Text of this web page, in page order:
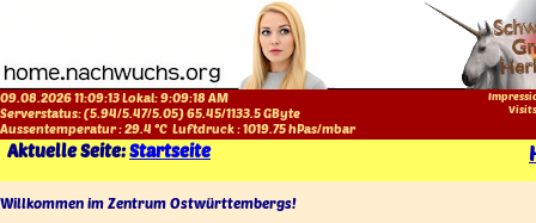
09.08.2026 11:09:13 Lokal:9:09:18 AM
Serverstatus: (5.94/5.47/5.05)65.45/1133.5GByte
Aussentemperatur :29.4 °C Luftdruck :1019.75hPas/mbar
Aktuelle Seite:Startseite
Willkommen im Zentrum Ostwürttembergs!